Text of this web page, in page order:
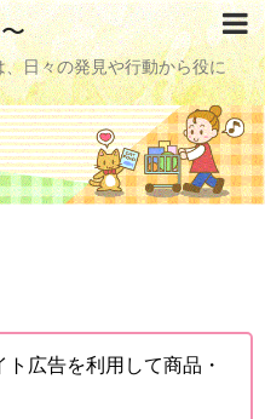
日々の発見や行動から役に
広告を利用して商品・